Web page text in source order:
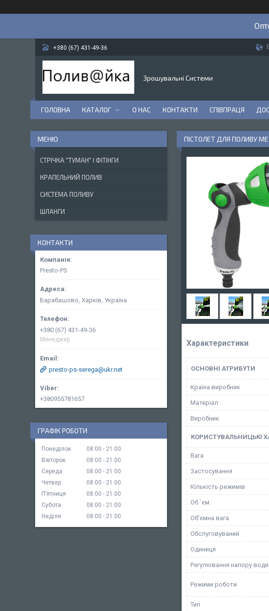
+380 (67) 431-49-36
Зрошувальні Системи
ГОЛОВНА КАТАЛОГ О НАС КОНТАКТИ СПІВПРАЦЯ
ПІСТОЛЕТ ДЛЯ ПОЛИВУ
Характеристики
ОСНОВНІ АТРИБУТИ
Країна виробник
Матеріал
Виробник
КОРИСТУВАЛЬНИЦЬКІ
Вага
Застосування
Кількість режимів
Об `єм
Об'ємна вага
Обслуговуваний
Одиниця
Регулювання напору води
Режими роботи
Тип
СТРІЧКА "ТУМАН" І ФІТІНГИ
КРАПЕЛЬНИЙ ПОЛИВ
СИСТЕМА ПОЛИВУ
ШЛАНГИ
КОНТАКТИ
Presto-PS
Барабашово, Харків, Україна
+380 (67) 431-49-36
Менеджер
presto-ps-serega@ukr.net
+380955781657
ГРАФІК РОБОТИ
Понеділок 08:00
21:00
Вівторок
08:00
21:00
Середа
08:00
21:00
Четвер
08:00
21:00
Пʼятниця
08:00
21:00
Субота
08:00
21:00
Неділя
08:00 21:00